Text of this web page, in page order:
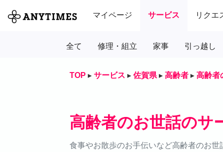
マイページ サービス リクエ
全て 修理・組立 家事 引っ越し
TOP ▸ サービス ▸ 佐賀県 ▸ 高齢者 ▸ 高齢者
高齢者のお世話のサ
食事やお散歩のお手伝いなど高齢者のお